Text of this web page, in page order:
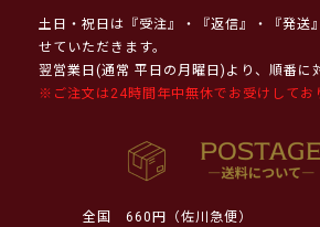
土日・祝日は『受注』・『返信』・『発送
せていただきます。
翌営業日(通常 平日の月曜日)より、順番に
※ご注文は24時間年中無休でお受けしてお
全国
660円（佐川急便）